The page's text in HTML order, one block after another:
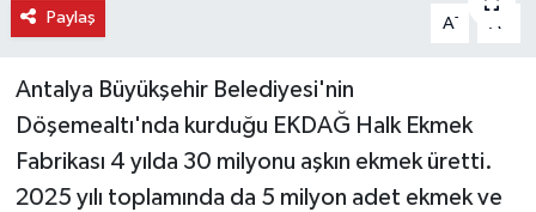
Paylaş A- A
Antalya Büyükşehir Belediyesi'nin
Döşemealtı'nda kurduğu EKDAĞ Halk Ekmek
Fabrikası 4 yılda 30 milyonu aşkın ekmek üretti.
2025 yılı toplamında da 5 milyon adet ekmek ve